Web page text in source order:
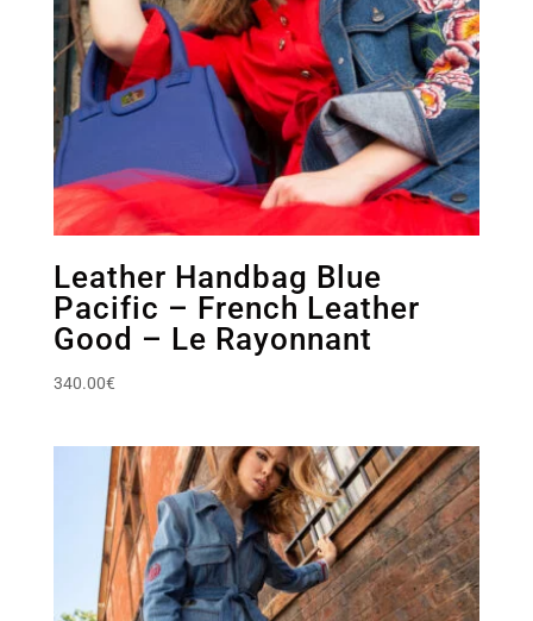
Leather Handbag Blue
Pacific – French Leather
Good – Le Rayonnant
340.00€